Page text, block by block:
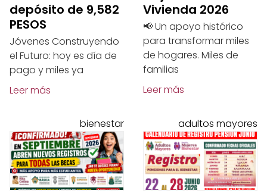
depósito de 9,582
PESOS
Jóvenes Construyendo
el Futuro: hoy es día de
pago y miles ya
Leer más
Vivienda 2026
📢 Un apoyo histórico
para transformar miles
de hogares. Miles de
familias
Leer más
bienestar adultos mayores